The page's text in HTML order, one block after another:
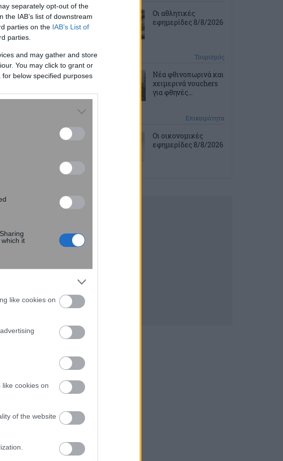
separately opt-out of the
IAB’s list of downstream
parties on the IAB’s List of
parties.
and may gather and store
You may click to grant or
below specified purposes
it
like cookies on
cookies on
of the website
οποία θα
ο
η
στην
70
Οι αθλητικές
εφημερίδες 8/8/2026
3 ώρες πριν Τουρισμός
Νέα φθινοπωρινά και
χειμερινά vouchers
για φθηνές...
Επικαιρότητα
Οι οικονομικές
εφημερίδες 8/8/2026